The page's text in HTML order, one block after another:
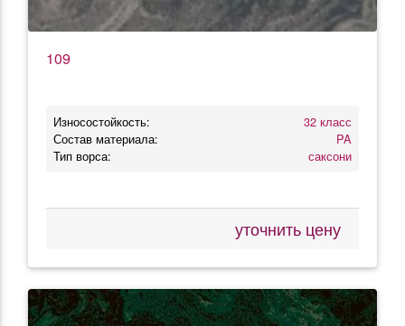
109
Износостойкость:
32 класс
Состав материала:
PA
Тип ворса:
саксони
уточнить цену